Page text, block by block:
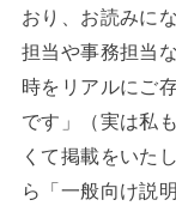
おり、お読みに
担当や事務担当
時をリアルにご
です」（実は私
くて掲載をいた
ら「一般向け説